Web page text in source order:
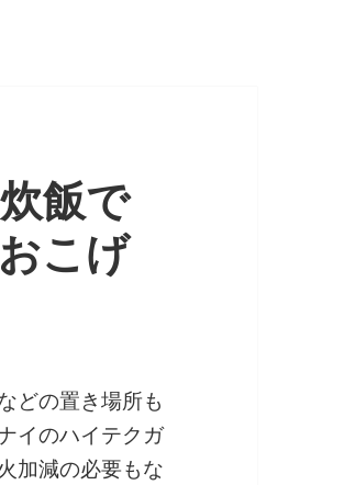
飯で
こげ
どの置き場所も
イのハイテクガ
加減の必要もな